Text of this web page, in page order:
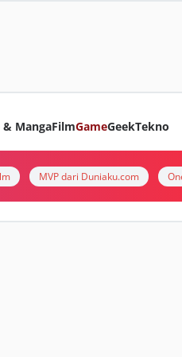
MangaFilmGameGeekTekno
MVP dari Duniaku.com